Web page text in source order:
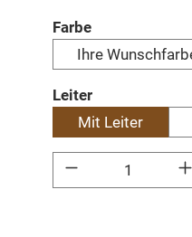
Farbeauswählen
Ihre
Leiterauswählen
Mit Leiter
Produkt Anzahl: Gib den